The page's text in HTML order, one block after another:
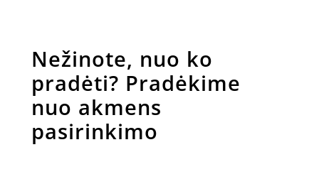
Nežinote, nuo ko
pradėti? Pradėkime
nuo akmens
pasirinkimo